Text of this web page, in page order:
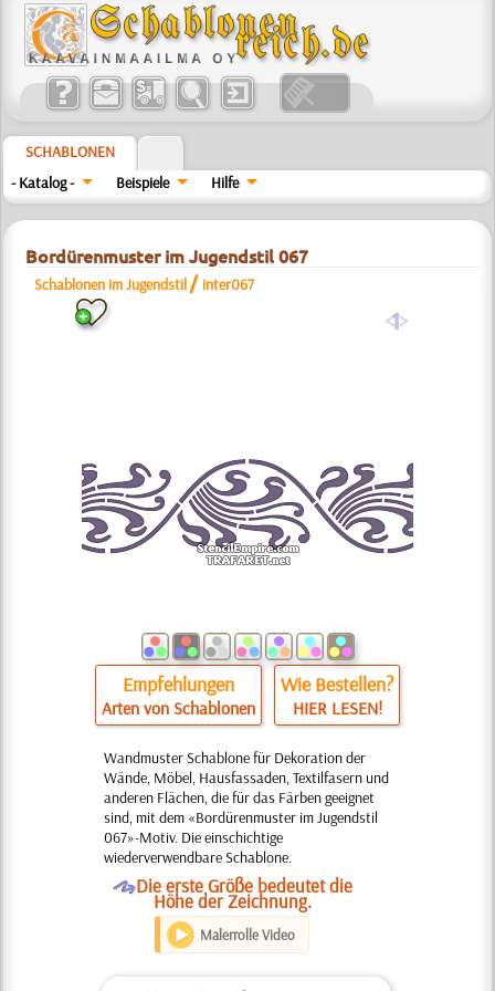
SCHABLONEN
- Katalog -
Beispiele Hilfe
Bordürenmuster im Jugendstil 067
Schablonen im Jugendstil / inter067
a
Empfehlungen
Arten von Schablonen
Wie Bestellen?
HIER LESEN!
Wandmuster Schablone für Dekoration der
Wände, Möbel, Hausfassaden, Textilfasern und
anderen Flächen, die für das Färben geeignet
sind, mit dem «Bordürenmuster im Jugendstil
067»-Motiv. Die einschichtige
wiederverwendbare Schablone.
ODie erste Größe bedeutet die
Höhe der Zeichnung.
Malerrolle Video